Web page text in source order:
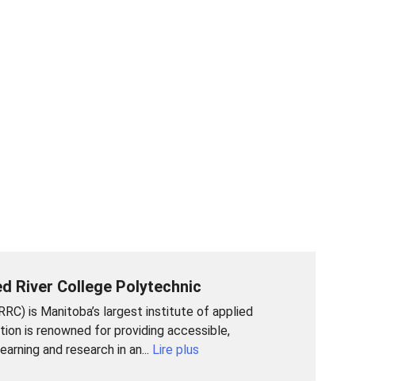
River College Polytechnic
is Manitoba’s largest institute of applied
is renowned for providing accessible,
and research in an... Lire plus